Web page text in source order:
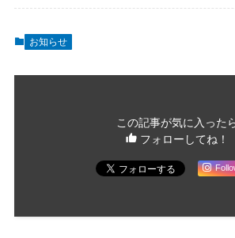
お知らせ
この記事が気に入った
フォローしてね！